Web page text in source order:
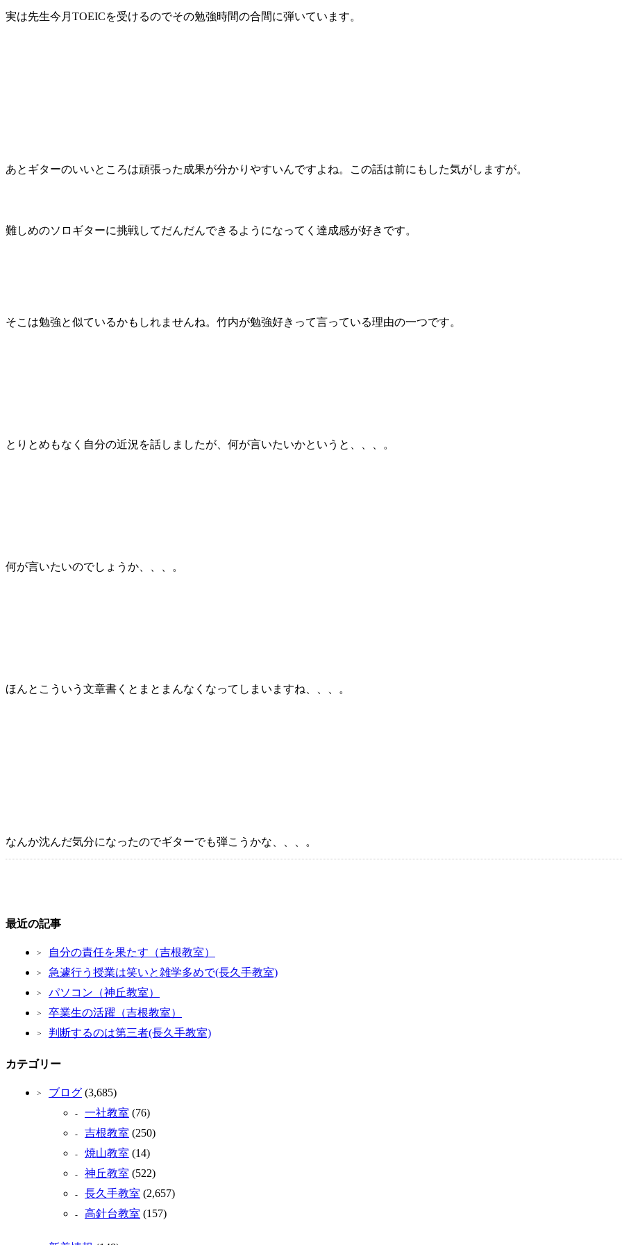
実は先生今月TOEICを受けるのでその勉強時間の合間に弾いています。
あとギターのいいところは頑張った成果が分かりやすいんですよね。この話は前にもした気がしますが。
難しめのソロギターに挑戦してだんだんできるようになってく達成感が好きです。
そこは勉強と似ているかもしれませんね。竹内が勉強好きって言っている理由の一つです。
とりとめもなく自分の近況を話しましたが、何が言いたいかというと、、、。
何が言いたいのでしょうか、、、。
ほんとこういう文章書くとまとまんなくなってしまいますね、、、。
なんか沈んだ気分になったのでギターでも弾こうかな、、、。
最近の記事
自分の責任を果たす（吉根教室）
急遽行う授業は笑いと雑学多めで(長久手教室)
パソコン（神丘教室）
卒業生の活躍（吉根教室）
判断するのは第三者(長久手教室)
カテゴリー
ブログ (3,685)
一社教室 (76)
吉根教室 (250)
焼山教室 (14)
神丘教室 (522)
長久手教室 (2,657)
高針台教室 (157)